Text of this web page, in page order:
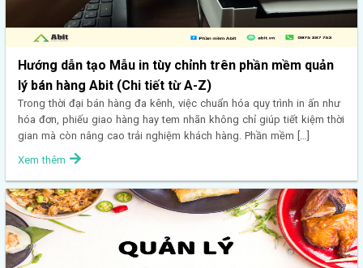
Hướng dẫn tạo Mẫu in tùy chỉnh trên phần mềm quản
lý bán hàng Abit (Chi tiết từ A-Z)
Trong thời đại bán hàng đa kênh, việc chuẩn hóa quy trình in ấn như
hóa đơn, phiếu giao hàng hay tem nhãn không chỉ giúp tiết kiệm thời
gian mà còn nâng cao trải nghiệm khách hàng. Phần mềm […]
Xem thêm